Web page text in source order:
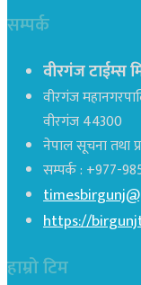
सम्पर्क
वीरगंज टाईम्स
वीरगंज
वीरगंज 44300
नेपाल सूचना तथा
सम्पर्क : +977-
https://
हाम्रो टिम